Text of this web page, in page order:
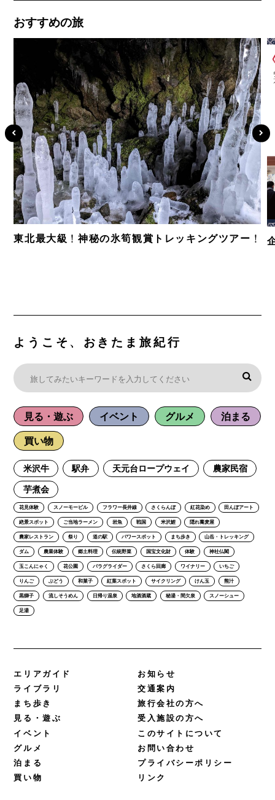
おすすめの旅
東北最大級！神秘の氷筍観賞トレッキングツアー！
ようこそ、おきたま旅紀行
見る・遊ぶ イベント グルメ 泊まる
買い物
米沢牛 駅弁 天元台ロープウェイ 農家民宿
芋煮会
花見体験 スノーモービル フラワー長井線 さくらんぼ 紅花染め 田んぼアート
絶景スポット ご当地ラーメン 岩魚 戦国 米沢鯉 隠れ蕎麦屋
農家レストラン 祭り 道の駅 パワースポット まち歩き 山岳・トレッキング
ダム 農業体験 郷土料理 伝統野菜 国宝文化財 体験 神社仏閣
玉こんにゃく 花公園 パラグライダー さくら回廊 ワイナリー いちご
りんご ぶどう 和菓子 紅葉スポット サイクリング けん玉 熊汁
黒獅子 流しそうめん 日帰り温泉 地酒酒蔵 秘湯・間欠泉 スノーシュー
足湯
エリアガイド
ライブラリ
まち歩き
見る・遊ぶ
イベント
グルメ
泊まる
買い物
お知らせ
交通案内
旅行会社の方へ
受入施設の方へ
このサイトについて
お問い合わせ
プライバシーポリシー
リンク